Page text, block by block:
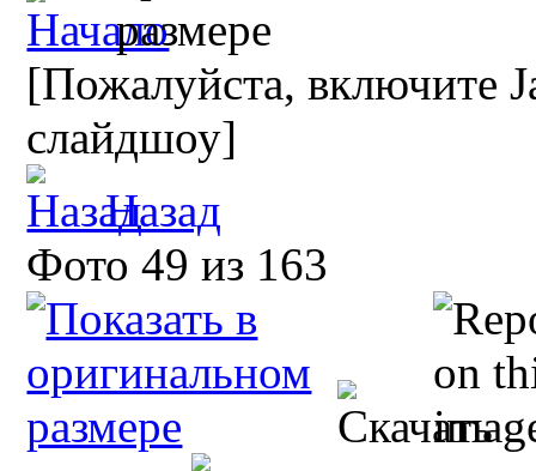
[Пожалуйста, включите
слайдшоу]
Назад
Фото 49 из 163